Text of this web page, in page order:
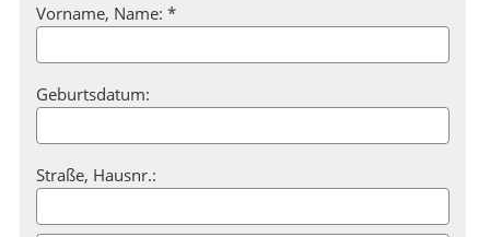
Vorname, Name: *
Geburtsdatum:
Straße, Hausnr.: